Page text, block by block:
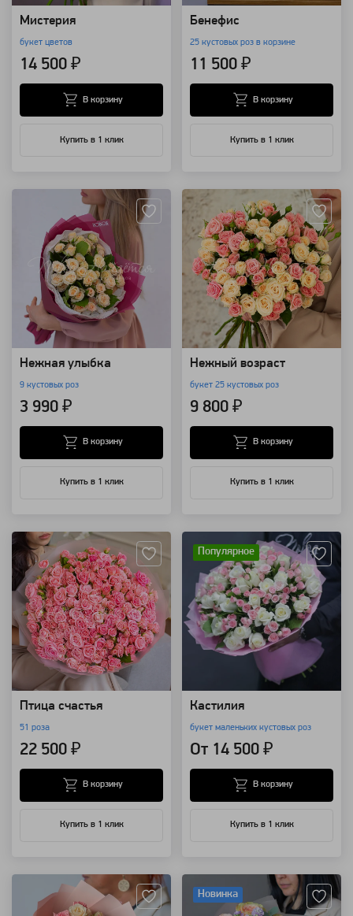
Мистерия
букет цветов
14 500 ₽
Купить в 1 клик
В корзину
Бенефис
25 кустовых роз в корзине
11 500 ₽
Купить в 1 клик
В корзину
Нежная улыбка
9 кустовых роз
3 990 ₽
Купить в 1 клик
В корзину
Нежный возраст
букет 25 кустовых роз
9 800 ₽
Купить в 1 клик
В корзину
Птица счастья
51 роза
22 500 ₽
Купить в 1 клик
В корзину
Популярное
Кастилия
букет маленьких кустовых роз
От 14 500 ₽
Купить в 1 клик
В корзину
Новинка